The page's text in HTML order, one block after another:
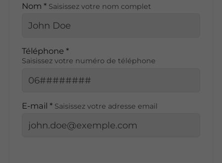
Nom * Saisissez votre nom complet
Téléphone *
Saisissez votre numéro de téléphone
E-mail * Saisissez votre adresse email